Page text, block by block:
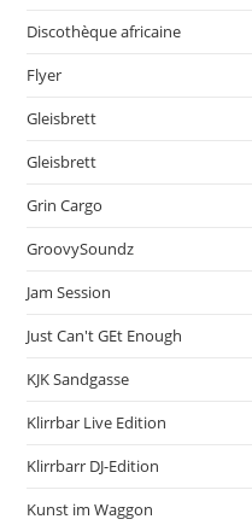
Discothèque africaine
Flyer
Gleisbrett
Gleisbrett
Grin Cargo
GroovySoundz
Jam Session
Just Can't GEt Enough
KJK Sandgasse
Klirrbar Live Edition
Klirrbarr DJ-Edition
Kunst im Waggon